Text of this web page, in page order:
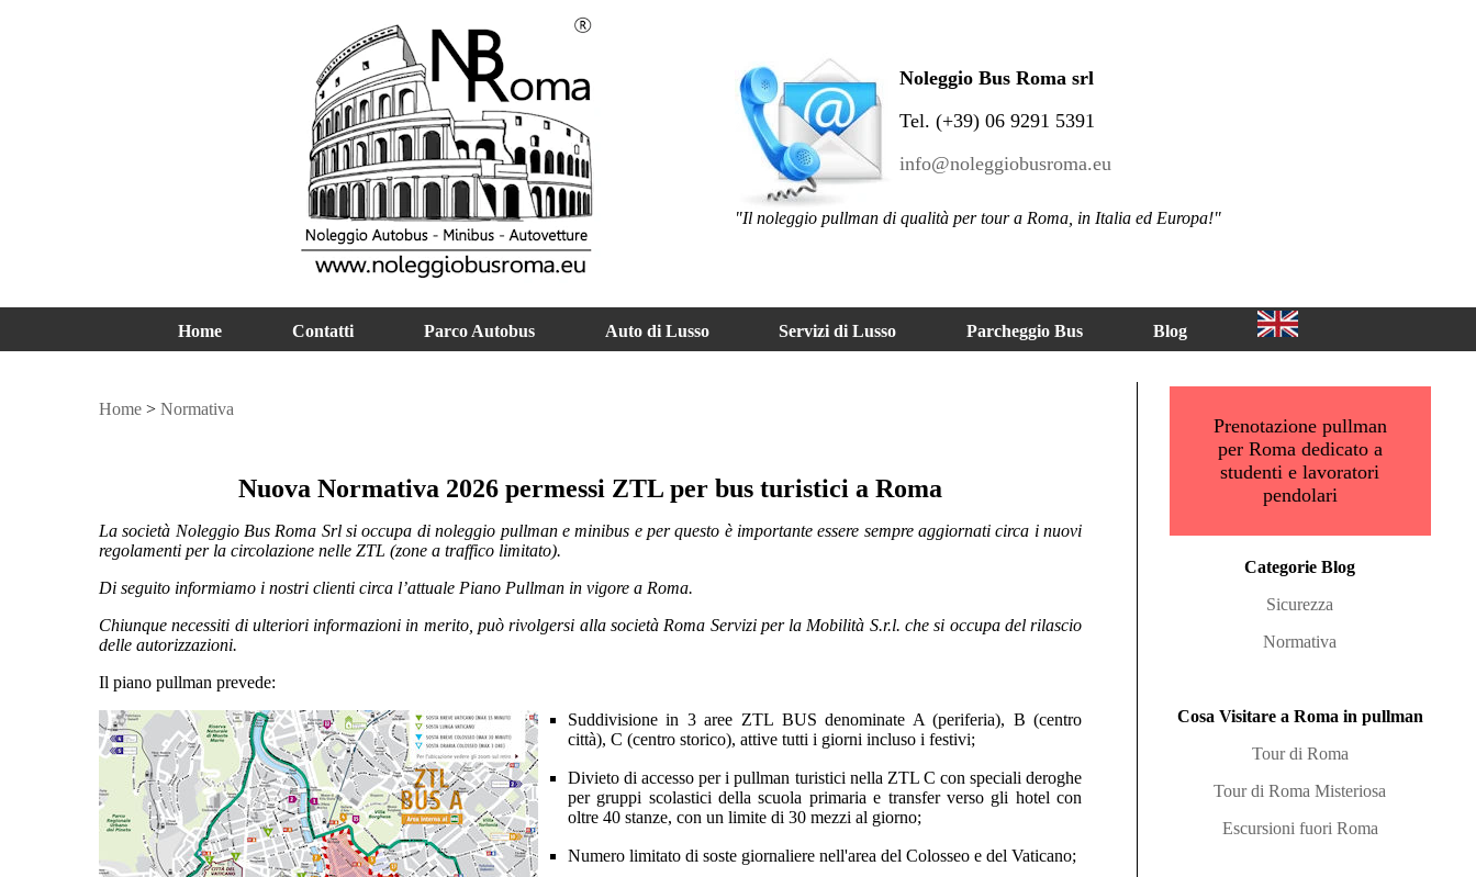
Noleggio Bus Roma srl
Tel. (+39) 06 9291 5391
info@noleggiobusroma.eu
"Il noleggio pullman di qualità per tour a Roma, in Italia ed Europa!"
Home Contatti Parco Autobus Auto di Lusso Servizi di Lusso Parcheggio Bus Blog
Home >Normativa
Nuova Normativa 2026 permessi ZTL per bus turistici a Roma
La società Noleggio Bus Roma Srl si occupa di noleggio pullman e minibus e per questo è importante essere sempre aggiornati circa i nuovi
regolamenti per la circolazione nelle ZTL (zone a traffico limitato).
Di seguito informiamo i nostri clienti circa l’attuale Piano Pullman in vigore a Roma.
Chiunque necessiti di ulteriori informazioni in merito, può rivolgersi alla società Roma Servizi per la Mobilità S.r.l. che si occupa del rilascio
delle autorizzazioni.
Il piano pullman prevede:
Suddivisione in 3 aree ZTL BUS denominate A (periferia), B (centro
città), C (centro storico), attive tutti i giorni incluso i festivi;
Divieto di accesso per i pullman turistici nella ZTL C con speciali deroghe
per gruppi scolastici della scuola primaria e transfer verso gli hotel con
oltre 40 stanze, con un limite di 30 mezzi al giorno;
Numero limitato di soste giornaliere nell'area del Colosseo e del Vaticano;
Prenotazione pullman
per Roma dedicato a
studenti e lavoratori
pendolari
Categorie Blog
Sicurezza
Normativa
Cosa Visitare a Roma in pullman
Tour di Roma
Tour di Roma Misteriosa
Escursioni fuori Roma